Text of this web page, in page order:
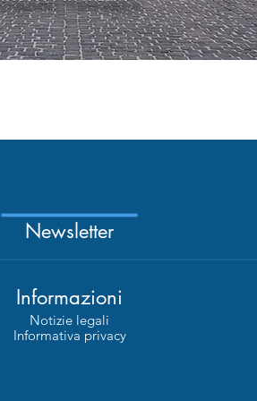
Newsletter
Informazioni
Notizie legali
Informativa privacy